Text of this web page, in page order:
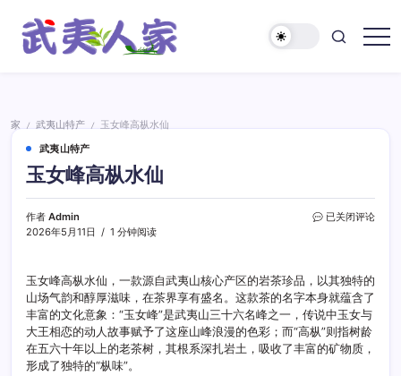
家
家 / 武夷山特产 /
玉女峰高枞水仙
武夷山特产
玉女峰高枞水仙
作者 Admin
2026年5月11日
1 分钟阅读
玉
枞
水
仙
已关闭评论
玉女峰高枞水仙，一款源自武夷山核心产区的岩茶珍品，以其独特的
山场气韵和醇厚滋味，在茶界享有盛名。这款茶的名字本身就蕴含了
丰富的文化意象：“玉女峰”是武夷山三十六名峰之一，传说中玉女与
大王相恋的动人故事赋予了这座山峰浪漫的色彩；而“高枞”则指树龄
在五六十年以上的老茶树，其根系深扎岩土，吸收了丰富的矿物质，
形成了独特的“枞味”。